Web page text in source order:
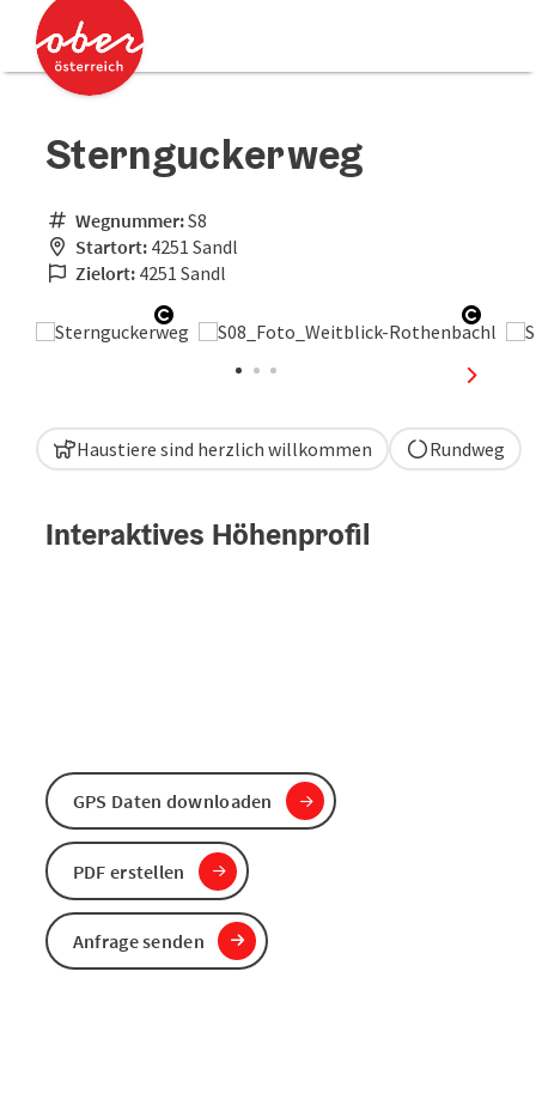
Zum Inhalt
Zum Seitenanfang
Sternguckerweg
Wegnummer:S8
Startort: 4251 Sandl
Zielort: 4251 Sandl
Copyright öffnen
Haustiere sind herzlich willkommen Rundweg
Interaktives Höhenprofil
GPS Daten downloaden
PDF erstellen
Anfrage senden